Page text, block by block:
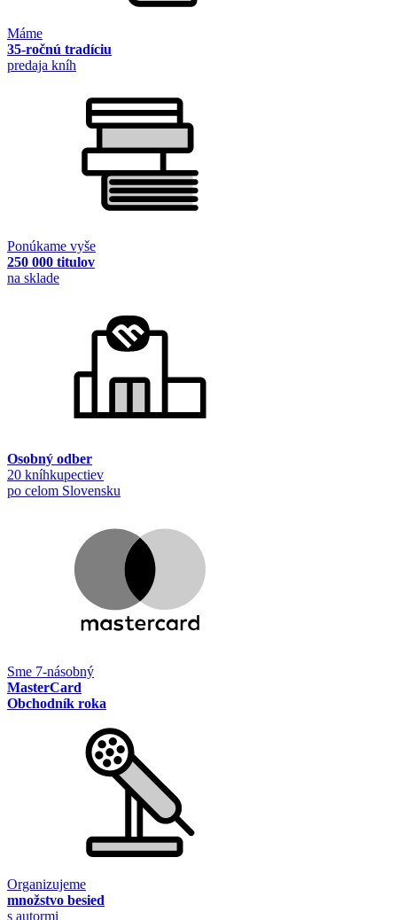
Máme
35-ročnú tradíciu
predaja kníh
Ponúkame vyše
250 000 titulov
na sklade
Osobný odber
20 kníhkupectiev
po celom Slovensku
Sme 7-násobný
MasterCard
Obchodník roka
Organizujeme
množstvo besied
s autormi